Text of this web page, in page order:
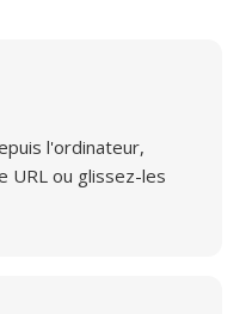
l'ordinateur,
URL ou glissez-les